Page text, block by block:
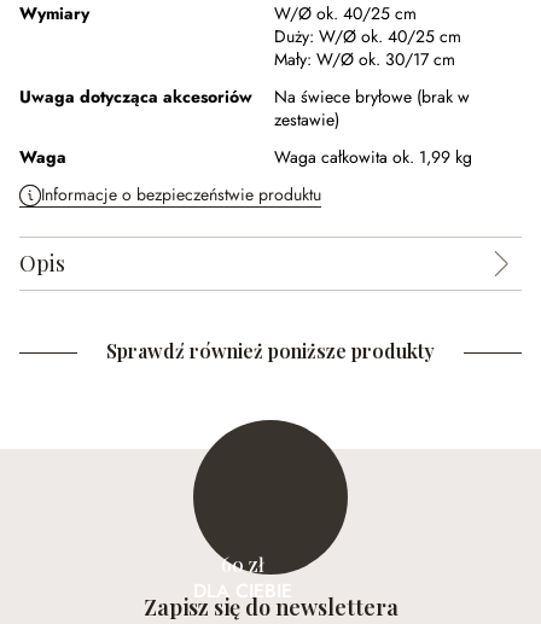
Wymiary
W/Ø ok. 40/25 cm
Duży: W/Ø ok. 40/25 cm
Mały: W/Ø ok. 30/17 cm
Uwaga dotycząca akcesoriów
Na świece bryłowe (brak w
zestawie)
Waga
Waga całkowita ok. 1,99 kg
Informacje o bezpieczeństwie produktu
Opis
Sprawdź również poniższe produkty
60 zł
DLA CIEBIE
Zapisz się do newslettera